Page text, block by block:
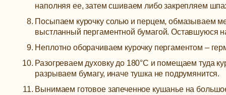
наполняя ее, затем сшиваем либо закрепляем
Посыпаем курочку солью и перцем, обмазываем
выстланный пергаментной бумагой. Оставшуюся
Неплотно оборачиваем курочку пергаментом –
Разогреваем духовку до 180°С и помещаем туда
разрываем бумагу, иначе тушка не подрумянится.
Вынимаем готовое запеченное кушанье на